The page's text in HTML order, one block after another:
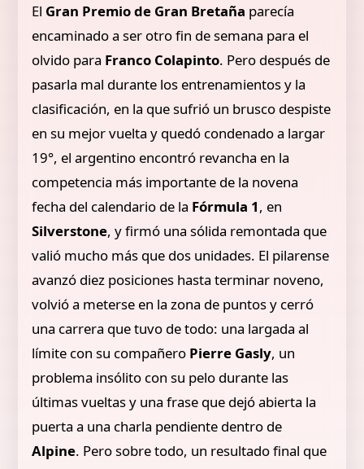
El Gran Premio de Gran Bretaña parecía
encaminado a ser otro fin de semana para el
olvido para Franco Colapinto. Pero después de
pasarla mal durante los entrenamientos y la
clasificación, en la que sufrió un brusco despiste
en su mejor vuelta y quedó condenado a largar
19°, el argentino encontró revancha en la
competencia más importante de la novena
fecha del calendario de la Fórmula 1, en
Silverstone, y firmó una sólida remontada que
valió mucho más que dos unidades. El pilarense
avanzó diez posiciones hasta terminar noveno,
volvió a meterse en la zona de puntos y cerró
una carrera que tuvo de todo: una largada al
límite con su compañero Pierre Gasly, un
problema insólito con su pelo durante las
últimas vueltas y una frase que dejó abierta la
puerta a una charla pendiente dentro de
Alpine. Pero sobre todo, un resultado final que